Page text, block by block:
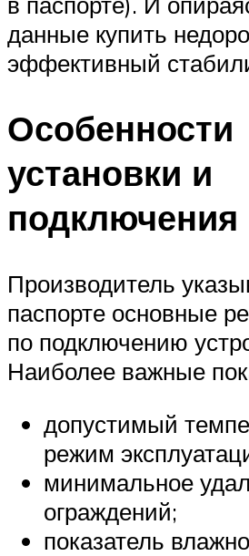
данные купить
эффективный
Особенности
установки и
подключения
Производитель
паспорте основные
по подключению
Наиболее важные
допустимый
режим
минимальное
ограждений;
показатель